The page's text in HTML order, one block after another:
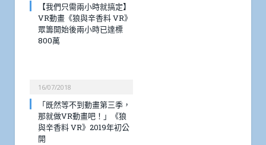
【我們只需兩小時就搞定】
VR動畫《狼與辛香料 VR》
眾籌開始後兩小時已達標
800萬
16/07/2018
「既然等不到動畫第三季，
那就做VR動畫吧！」《狼
與辛香料 VR》2019年初公
開